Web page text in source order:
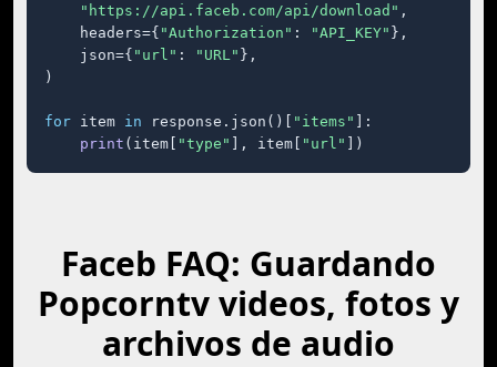
"https://api.faceb.com/api/download" ,
    headers={
"Authorization" : "API_KEY" },
    json={
"url" : "URL" },
)
for item in response.json()[ "items"
]:
print (item[ "type" ], item[ "url" ])
Faceb FAQ: Guardando
Popcorntv videos, fotos y
archivos de audio